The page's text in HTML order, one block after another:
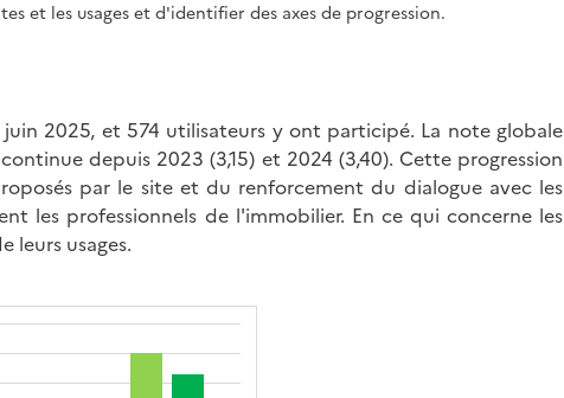
et les usages et d'identifier des axes de progression.
2025, et 574 utilisateurs y ont participé. La note globale
depuis 2023 (3,15) et 2024 (3,40). Cette progression
par le site et du renforcement du dialogue avec les
les professionnels de l'immobilier. En ce qui concerne les
leurs usages.